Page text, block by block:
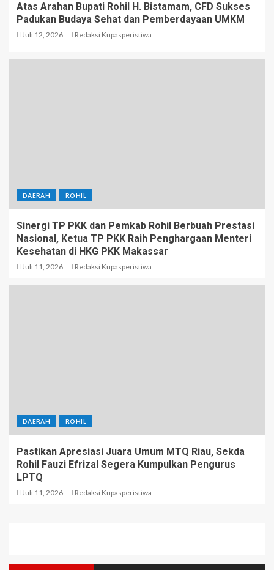
Atas Arahan Bupati Rohil H. Bistamam, CFD Sukses
Padukan Budaya Sehat dan Pemberdayaan UMKM
Juli 12, 2026 Redaksi Kupasperistiwa
DAERAH ROHIL
Sinergi TP PKK dan Pemkab Rohil Berbuah Prestasi
Nasional, Ketua TP PKK Raih Penghargaan Menteri
Kesehatan di HKG PKK Makassar
Juli 11, 2026 Redaksi Kupasperistiwa
DAERAH ROHIL
Pastikan Apresiasi Juara Umum MTQ Riau, Sekda
Rohil Fauzi Efrizal Segera Kumpulkan Pengurus
LPTQ
Juli 11, 2026 Redaksi Kupasperistiwa